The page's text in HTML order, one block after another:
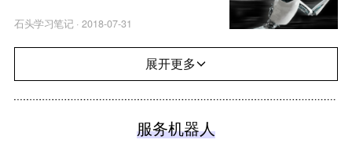
石头学习笔记· 2018-07-31
展开更多
服务机器人